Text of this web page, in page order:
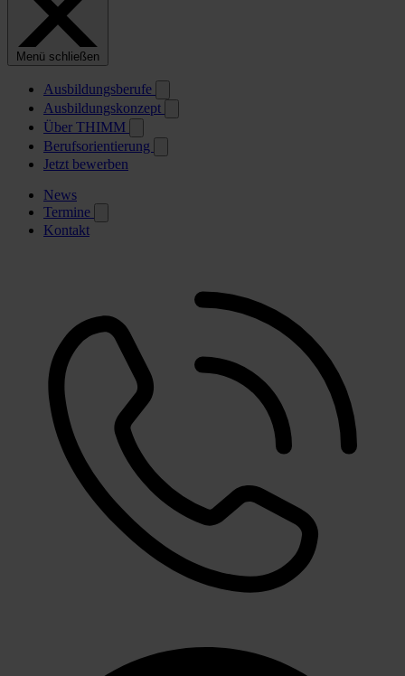
Menü schließen
Ausbildungsberufe
Ausbildungskonzept
Über THIMM
Berufsorientierung
Jetzt bewerben
News
Termine
Kontakt